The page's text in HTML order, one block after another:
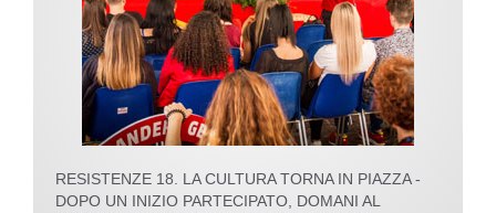
RESISTENZE 18. LA CULTURA TORNA IN PIAZZA -
DOPO UN INIZIO PARTECIPATO, DOMANI AL